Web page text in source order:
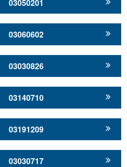
03050201
03060602
03030826
03140710
03191209
03030717